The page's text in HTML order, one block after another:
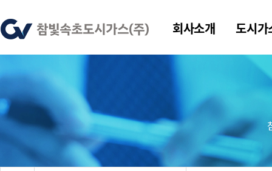
회사소개 도시가